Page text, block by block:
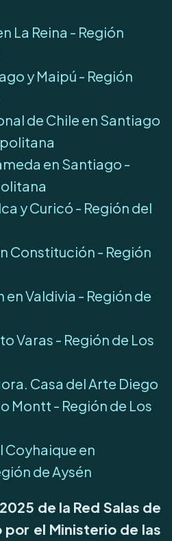
La Reina - Región
y Maipú - Región
de Chile en Santiago
en Santiago -
y Curicó - Región del
Constitución - Región
en Valdivia - Región de
Varas - Región de Los
Casa del Arte Diego
Montt - Región de Los
Coyhaique en
de Aysén
de la Red Salas de
por el Ministerio de las